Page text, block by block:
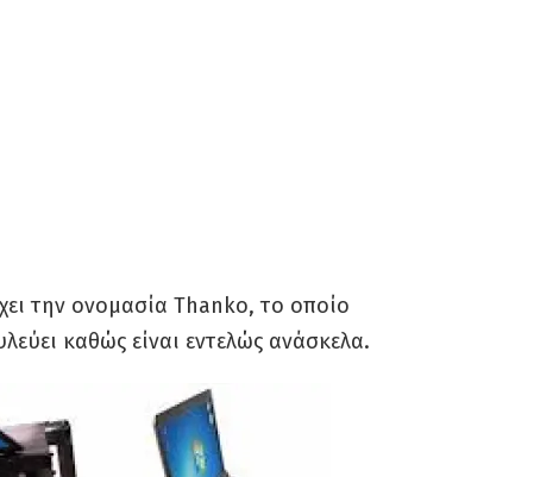
την ονομασία Thanko, το οποίο
καθώς είναι εντελώς ανάσκελα.